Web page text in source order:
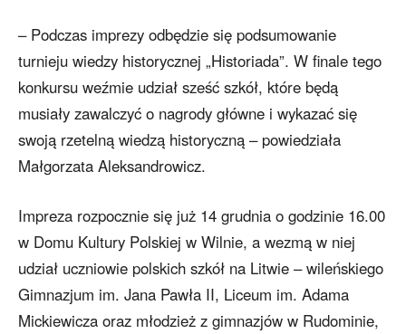
– Podczas imprezy odbędzie się podsumowanie
turnieju wiedzy historycznej „Historiada”. W finale tego
konkursu weźmie udział sześć szkół, które będą
musiały zawalczyć o nagrody główne i wykazać się
swoją rzetelną wiedzą historyczną – powiedziała
Małgorzata Aleksandrowicz.
Impreza rozpocznie się już 14 grudnia o godzinie 16.00
w Domu Kultury Polskiej w Wilnie, a wezmą w niej
udział uczniowie polskich szkół na Litwie – wileńskiego
Gimnazjum im. Jana Pawła II, Liceum im. Adama
Mickiewicza oraz młodzież z gimnazjów w Rudominie,